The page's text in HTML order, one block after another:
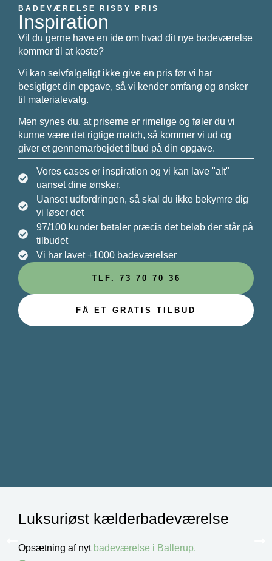
BADEVÆRELSE RISBY PRIS
Inspiration
Vil du gerne have en ide om hvad dit nye badeværelse
kommer til at koste?
Vi kan selvfølgeligt ikke give en pris før vi har
besigtiget din opgave, så vi kender omfang og ønsker
til materialevalg.
Men synes du, at priserne er rimelige og føler du vi
kunne være det rigtige match, så kommer vi ud og
giver et gennemarbejdet tilbud på din opgave.
Vores cases er inspiration og vi kan lave "alt"
uanset dine ønsker.
Uanset udfordringen, så skal du ikke bekymre dig
vi løser det
97/100 kunder betaler præcis det beløb der står på
tilbudet
Vi har lavet +1000 badeværelser
TLF. 73 70 70 36
FÅ ET GRATIS TILBUD
Luksuriøst kælderbadeværelse
Opsætning af nyt badeværelse i Ballerup.